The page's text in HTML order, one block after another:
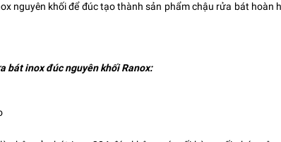
nguyên khối để đúc tạo thành sản phẩm chậu rửa bát hoàn
bát inox đúc nguyên khối Ranox: